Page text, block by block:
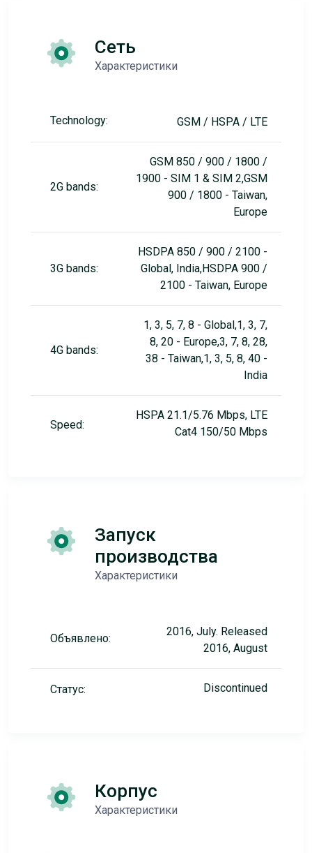
Сеть
Характеристики
Technology: GSM / HSPA / LTE
2G bands:
GSM 850 / 900 / 1800 /
1900 - SIM 1 & SIM 2,GSM
900 / 1800 - Taiwan,
Europe
3G bands:
HSDPA 850 / 900 / 2100 -
Global, India,HSDPA 900 /
2100 - Taiwan, Europe
4G bands:
1, 3, 5, 7, 8 - Global,1, 3, 7,
8, 20 - Europe,3, 7, 8, 28,
38 - Taiwan,1, 3, 5, 8, 40 -
India
Speed:
HSPA 21.1/5.76 Mbps, LTE
Cat4 150/50 Mbps
Запуск
производства
Характеристики
Объявлено:
2016, July. Released
2016, August
Статус: Discontinued
Корпус
Характеристики